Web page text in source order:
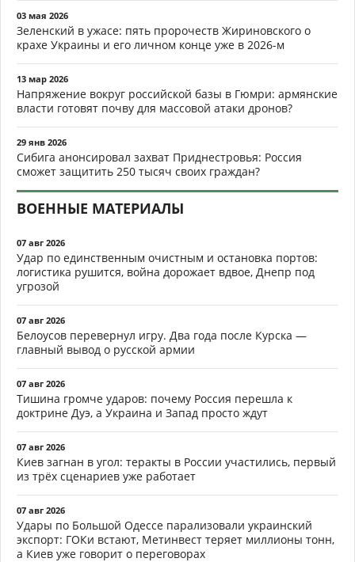
03 мая 2026
Зеленский в ужасе: пять пророчеств Жириновского о
крахе Украины и его личном конце уже в 2026-м
13 мар 2026
Напряжение вокруг российской базы в Гюмри: армянские
власти готовят почву для массовой атаки дронов?
29 янв 2026
Сибига анонсировал захват Приднестровья: Россия
сможет защитить 250 тысяч своих граждан?
ВОЕННЫЕ МАТЕРИАЛЫ
07 авг 2026
Удар по единственным очистным и остановка портов:
логистика рушится, война дорожает вдвое, Днепр под
угрозой
07 авг 2026
Белоусов перевернул игру. Два года после Курска —
главный вывод о русской армии
07 авг 2026
Тишина громче ударов: почему Россия перешла к
доктрине Дуэ, а Украина и Запад просто ждут
07 авг 2026
Киев загнан в угол: теракты в России участились, первый
из трёх сценариев уже работает
07 авг 2026
Удары по Большой Одессе парализовали украинский
экспорт: ГОКи встают, Метинвест теряет миллионы тонн,
а Киев уже говорит о переговорах